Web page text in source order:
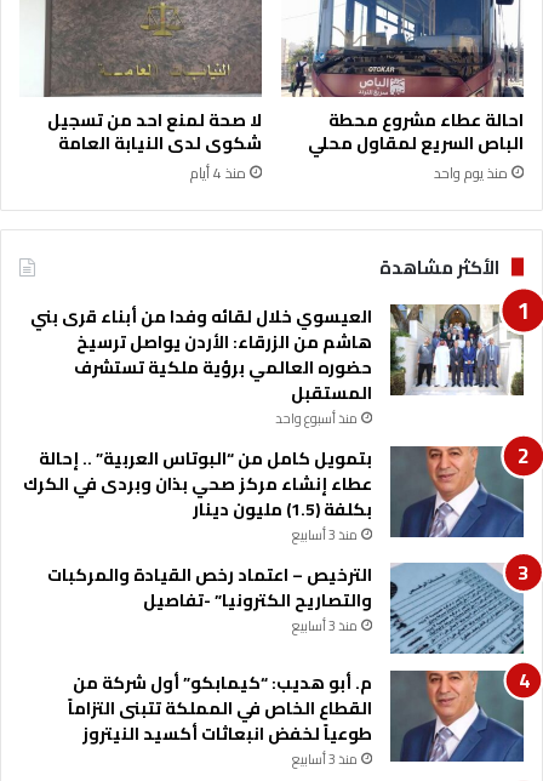
ق
ى
ا
ل
خ
ر
ي
ج
ي
ن
و
ا
ل
ت
و
ي
ف
ل
س
ن
و
ي
ا
ل
أ
و
ل
احالة عطاء مشروع محطة
الباص السريع لمقاول محلي
منذ يوم واحد
لا صحة لمنع احد من تسجيل
شكوى لدى النيابة العامة
منذ 4 أيام
الأكثر مشاهدة
العيسوي خلال لقائه وفدا من أبناء قرى بني
هاشم من الزرقاء: الأردن يواصل ترسيخ
حضوره العالمي برؤية ملكية تستشرف
المستقبل
منذ أسبوع واحد
بتمويل كامل من “البوتاس العربية” .. إحالة
عطاء إنشاء مركز صحي بذان وبردى في الكرك
بكلفة (1.5) مليون دينار
منذ 3 أسابيع
الترخيص – اعتماد رخص القيادة والمركبات
والتصاريح الكترونيا” -تفاصيل
منذ 3 أسابيع
م. أبو هديب: “كيمابكو” أول شركة من
القطاع الخاص في المملكة تتبنى التزاماً
طوعياً لخفض انبعاثات أكسيد النيتروز
منذ 3 أسابيع